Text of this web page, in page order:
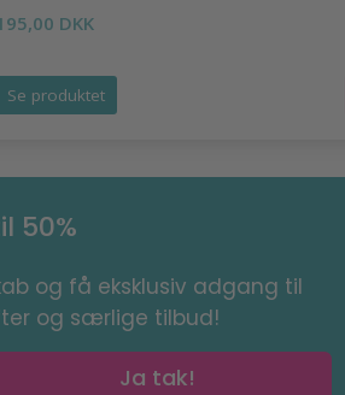
DKK
Se produktet
50%
og få eksklusiv adgang til
og særlige tilbud!
Ja tak!